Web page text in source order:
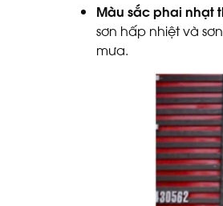
Màu sắc phai nhạt
sơn hấp nhiệt và
mưa.